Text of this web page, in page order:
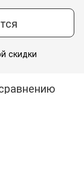
скидки